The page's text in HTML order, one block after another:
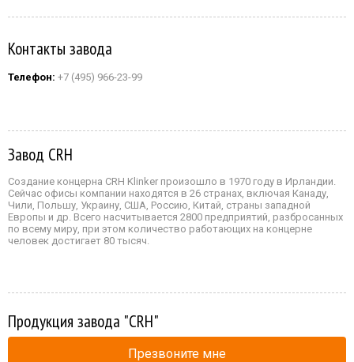
Контакты завода
Телефон: +7 (495) 966-23-99
Завод CRH
Создание концерна CRH Klinker произошло в 1970 году в Ирландии.
Сейчас офисы компании находятся в 26 странах, включая Канаду,
Чили, Польшу, Украину, США, Россию, Китай, страны западной
Европы и др. Всего насчитывается 2800 предприятий, разбросанных
по всему миру, при этом количество работающих на концерне
человек достигает 80 тысяч.
Продукция завода "CRH"
Презвоните мне